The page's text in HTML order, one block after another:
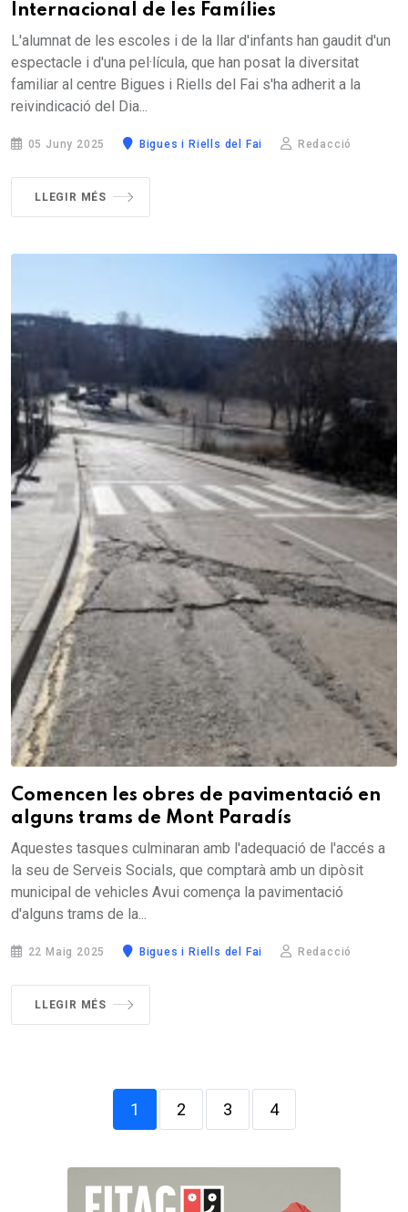
Internacional de les Famílies
L'alumnat de les escoles i de la llar d'infants han gaudit d'un
espectacle i d'una pel·lícula, que han posat la diversitat
familiar al centre Bigues i Riells del Fai s'ha adherit a la
reivindicació del Dia...
05 Juny 2025 Bigues i Riells del Fai Redacció
LLEGIR MÉS
Comencen les obres de pavimentació en
alguns trams de Mont Paradís
Aquestes tasques culminaran amb l'adequació de l'accés a
la seu de Serveis Socials, que comptarà amb un dipòsit
municipal de vehicles Avui comença la pavimentació
d'alguns trams de la...
22 Maig 2025 Bigues i Riells del Fai Redacció
LLEGIR MÉS
1 2 3 4